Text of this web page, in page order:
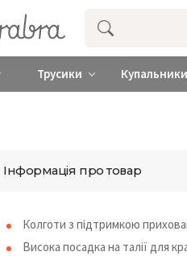
Купити нижню
Трусики Купальники
Інформація про товар
Колготи з підтримкою
Висока посадка на талії для